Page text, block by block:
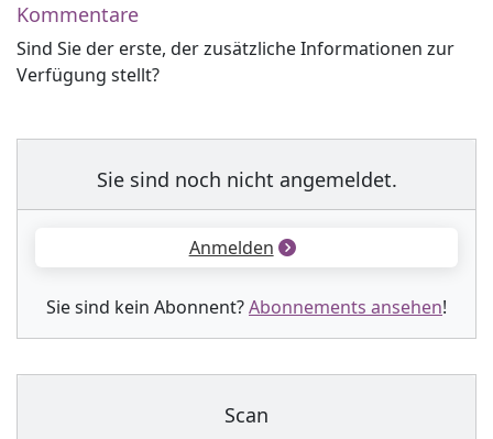
Kommentare
Sind Sie der erste, der zusätzliche Informationen zur
Verfügung stellt?
Sie sind noch nicht angemeldet.
Anmelden
Sie sind kein Abonnent?Abonnements ansehen!
Scan